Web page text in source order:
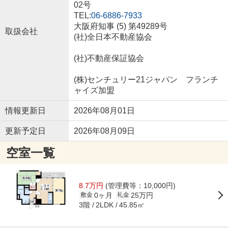
取扱会社
02号
TEL:06-6886-7933
大阪府知事 (5) 第49289号
(社)全日本不動産協会
(社)不動産保証協会
(株)センチュリー21ジャパン フランチ
ャイズ加盟
情報更新日 2026年08月01日
更新予定日 2026年08月09日
空室一覧
8.7万円 (管理費等：10,000円)
敷金 0ヶ月 礼金 25万円
3階 2LDK 45.85㎡